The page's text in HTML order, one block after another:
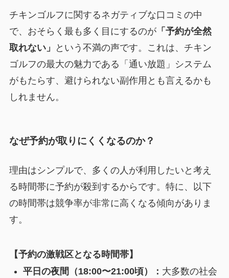
チキンゴルフに関するネガティブな口コミの中
で、おそらく最も多く目にするのが「予約が全然
取れない」
という不満の声です。これは、チキン
ゴルフの最大の魅力である「通い放題」システム
がもたらす、避けられない副作用とも言えるかも
しれません。
なぜ予約が取りにくくなるのか？
理由はシンプルで、多くの人が利用したいと考え
る時間帯に予約が殺到するからです。特に、以下
の時間帯は競争率が非常に高くなる傾向がありま
す。
【予約の激戦区となる時間帯】
平日の夜間（18:00〜21:00頃）： 大多数の社会